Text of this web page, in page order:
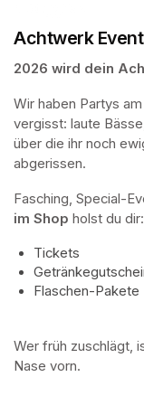
Achtwerk
2026 wird dein
Wir haben Partys
vergisst: laute
über die ihr noch
abgerissen.
Fasching, Special-
im Shop holst du dir:
Tickets
Flaschen-Pakete
Wer früh zuschlägt,
Nase vorn.